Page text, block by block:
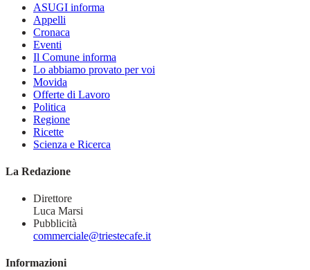
ASUGI informa
Appelli
Cronaca
Eventi
Il Comune informa
Lo abbiamo provato per voi
Movida
Offerte di Lavoro
Politica
Regione
Ricette
Scienza e Ricerca
La Redazione
Direttore
Luca Marsi
Pubblicità
commerciale@triestecafe.it
Informazioni